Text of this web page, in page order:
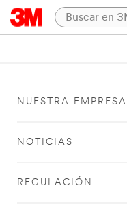
NUESTRA EMPRESA
NOTICIAS
REGULACIÓN